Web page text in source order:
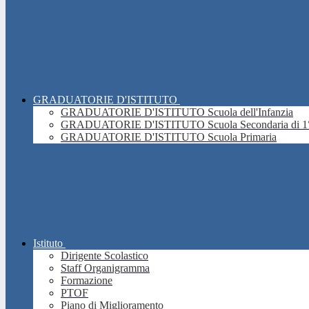
GRADUATORIE D'ISTITUTO
GRADUATORIE D'ISTITUTO Scuola dell'Infanzia
GRADUATORIE D'ISTITUTO Scuola Secondaria di
GRADUATORIE D'ISTITUTO Scuola Primaria
Istituto
Dirigente Scolastico
Staff Organigramma
Formazione
PTOF
Piano di Miglioramento